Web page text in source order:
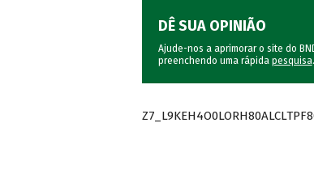
DÊ SUA OPINIÃO
Ajude-nos a aprimorar o site do
preenchendo uma rápida pesquisa.